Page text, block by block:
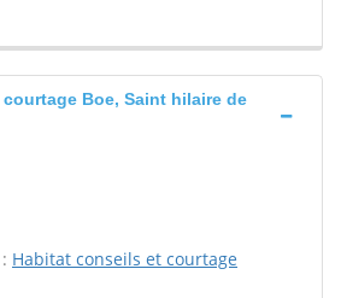
Boe, Saint hilaire de
Habitat conseils et courtage